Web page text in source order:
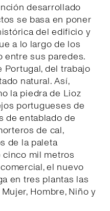
desarrollado
se basa en poner
del edificio y
a lo largo de los
entre sus paredes.
Portugal, del trabajo
natural. Así,
la piedra de Lioz
portugueses de
de entablado de
de cal,
de la paleta
cinco mil metros
el nuevo
en tres plantas las
Hombre, Niño y